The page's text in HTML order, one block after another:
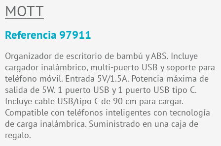
MOTT
Referencia 97911
Organizador de escritorio de bambú y ABS. Incluye
cargador inalámbrico, multi-puerto USB y soporte para
teléfono móvil. Entrada 5V/1.5A. Potencia máxima de
salida de 5W. 1 puerto USB y 1 puerto USB tipo C.
Incluye cable USB/tipo C de 90 cm para cargar.
Compatible con teléfonos inteligentes con tecnología
de carga inalámbrica. Suministrado en una caja de
regalo.